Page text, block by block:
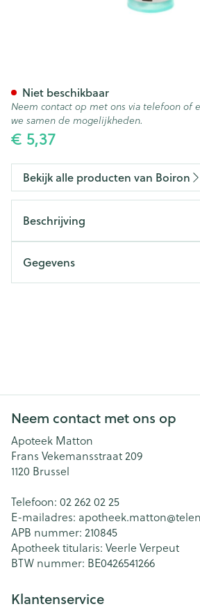
€ 5,37
Niet beschikbaar
Neem contact op met ons via telefoon of
we samen de mogelijkheden.
Bekijk alle producten van Boiron
Beschrijving
Gegevens
Neem contact met ons op
Apoteek Matton
Frans Vekemansstraat 209
1120 Brussel
Telefoon: 02 262 02 25
E-mailadres: apotheek.matton@
APB nummer: 210845
Apotheek titularis: Veerle Verpeut
BTW nummer: BE0426541266
Klantenservice